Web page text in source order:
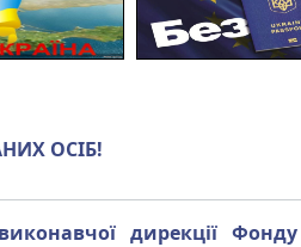
ОСІБ!
дирекції Фонду